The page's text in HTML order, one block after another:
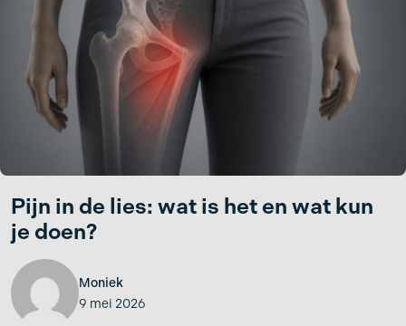
Pijn in de lies: wat is het en wat kun
je doen?
Moniek
9 mei 2026